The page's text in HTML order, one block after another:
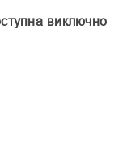
виключно